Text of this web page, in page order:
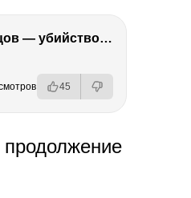
Антон Немцов — убийство Бориса Немцова, переезд в Дубай, семья и политика
45